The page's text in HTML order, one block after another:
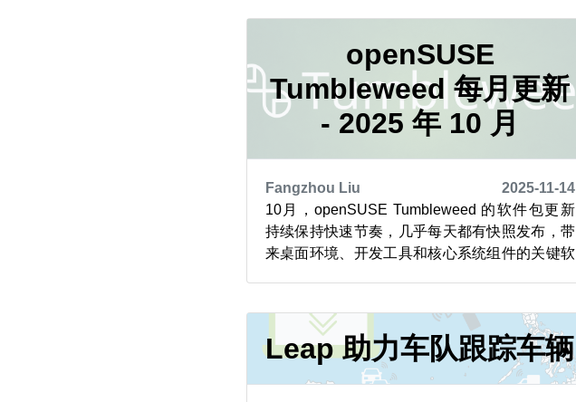
openSUSE
Tumbleweed 每月更新
- 2025 年 10 月
Fangzhou Liu
2025-11-14
10月，openSUSE Tumbleweed 的软件包更新
持续保持快速节奏，几乎每天都有快照发布，带
来桌面环境、开发工具和核心系统组件的关键软
稳定性；而 GNOME 49.1 则通过改进会话处理
和输入可靠性优化了用户体验...
Leap 助力车队跟踪车辆